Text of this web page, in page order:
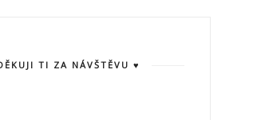
TI ZA NÁVŠTĚVU ♥